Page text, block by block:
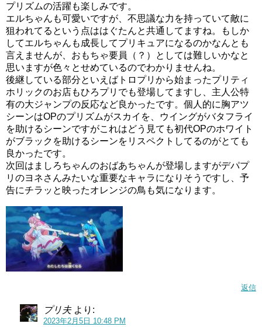
プリズムの活躍も楽しみです。
エルちゃんも可愛いですが、不思議な力を持っていて敵に
狙われてるという点ははぐたんと共通してますね。もしか
してエルちゃんも成長してプリキュアになるのかなんとも
言えませんが、おもちゃ要員（？）としては難しいかなと
思いますが色々とせめているのでわかりませんね。
後継している部分といえばトロプリから始まったプリティ
ホリックのお店もひろプリでも登場してますし、主人公特
有の大ジャンプの反応など良かったです。個人的に胸アツ
シーンはOPのプリズムがスカイを、ウイングがバタフライ
を助けるシーンですがこれはどう見ても初代OPのホワイト
がブラックを助けるシーンをリスペクトしてるのがとても
良かったです。
次回はましろちゃんのおばあちゃんが登場しますがデパプ
リのヨネさんみたいな重要なキャラになりそうですし、予
告にチラッと映ったオレンジの鳥も気になります。
返信
プリ夫 より:
2023年2月5日 10:48 PM